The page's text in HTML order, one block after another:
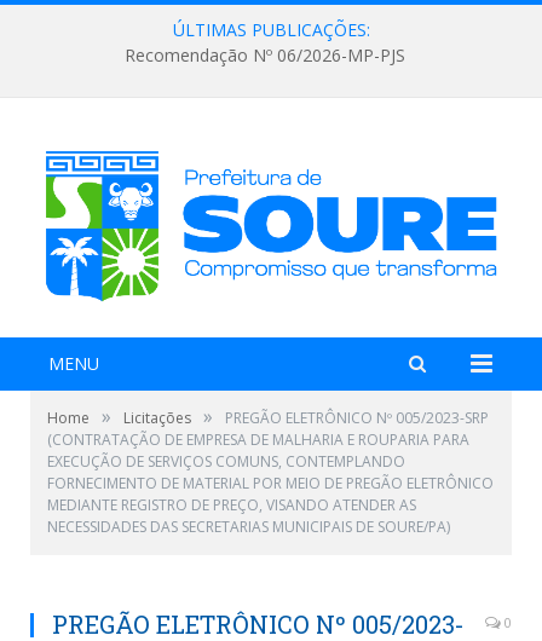
ÚLTIMAS PUBLICAÇÕES:
Recomendação Nº 06/2026-MP-PJS
MENU
Home » Licitações »
PREGÃO ELETRÔNICO Nº 005/2023-SRP
(CONTRATAÇÃO DE EMPRESA DE MALHARIA E ROUPARIA PARA
EXECUÇÃO DE SERVIÇOS COMUNS, CONTEMPLANDO
FORNECIMENTO DE MATERIAL POR MEIO DE PREGÃO ELETRÔNICO
MEDIANTE REGISTRO DE PREÇO, VISANDO ATENDER AS
NECESSIDADES DAS SECRETARIAS MUNICIPAIS DE SOURE/PA)
PREGÃO ELETRÔNICO Nº 005/2023-
0